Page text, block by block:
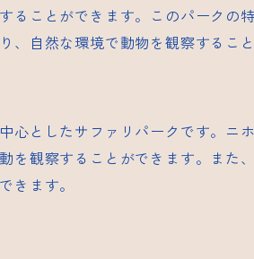
ることができます。このパークの
、自然な環境で動物を観察すること
心としたサファリパークです。ニ
を観察することができます。また
きます。